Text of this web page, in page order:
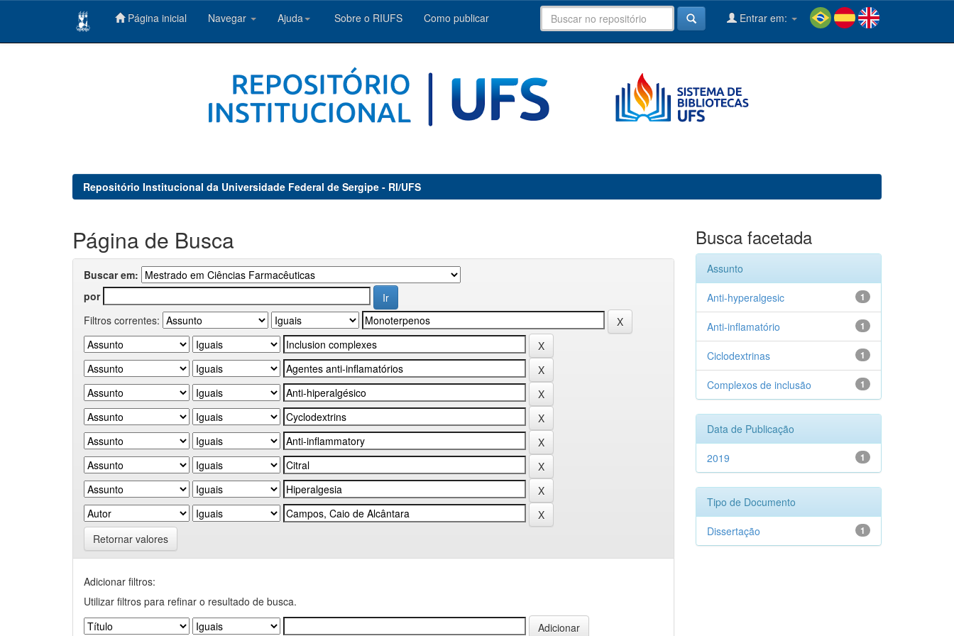
Página inicial Navegar Ajuda Sobre o RIUFS Como publicar Entrar em:
Repositório Institucional da Universidade Federal de Sergipe - RI/UFS
Página de Busca
Buscar em:
por
Filtros correntes:
Retornar valores
Adicionar filtros:
Utilizar filtros para refinar o resultado de busca.
Busca facetada
Assunto
1
Anti-hyperalgesic
1
Anti-inflamatório
1
Ciclodextrinas
1
Complexos de inclusão
Data de Publicação
1
2019
Tipo de Documento
1
Dissertação